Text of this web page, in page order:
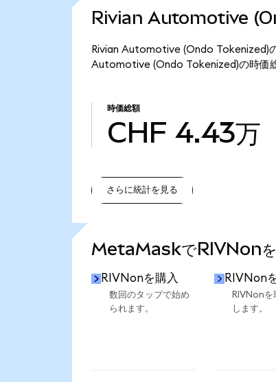
Rivian Automotive
Rivian Automotive (Ondo Tokenized)
Automotive (Ondo Tokenized)の時価
時価総額
CHF 4.43万
さらに統計を見る
MetaMaskでRIVNonを
RIVNonを購入
数回のタップで始め
られます。
RIVNon
RIVNonを
します。